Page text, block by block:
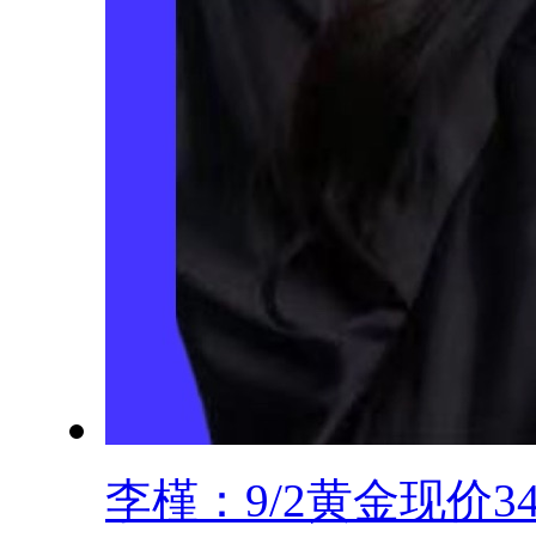
李槿：9/2黄金现价